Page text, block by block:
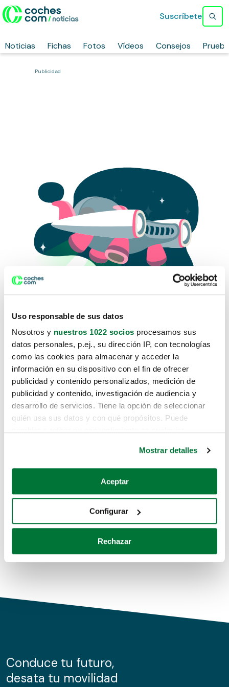
Uso responsable de sus datos
Nosotros y nuestros 1022 socios procesamos sus
datos personales, p.ej., su dirección IP, con tecnologías
como las cookies para almacenar y acceder la
información en su dispositivo con el fin de ofrecer
publicidad y contenido personalizados, medición de
publicidad y contenido, investigación de audiencia y
desarrollo de servicios. Tiene la opción de seleccionar
quién usa sus datos y con qué propósitos. Puede
Si lo permite, también quisiéramos:
Recopilar información sobre su ubicación geográfica
Identificar su dispositivo analizándolo activamente
para buscar características específicas (huellas
Obtenga más información sobre cómo se procesan sus
de cookies.
información sobre el uso que haga del sitio web con
nuestros partners de redes sociales, publicidad y análisis
Mostrar detalles
Aceptar
Configurar
Rechazar
Noticias Fichas Fotos Vídeos Consejos
Suscríbete
Publicidad
Lo sentimos, no sabemos como
te hemos traido hasta aquí.
Pero puedes encontrar el coche que estás
buscando en alguno de estos enlaces:
Coches de segunda mano
Coches de km0
Conduce tu futuro,
desata tu movilidad